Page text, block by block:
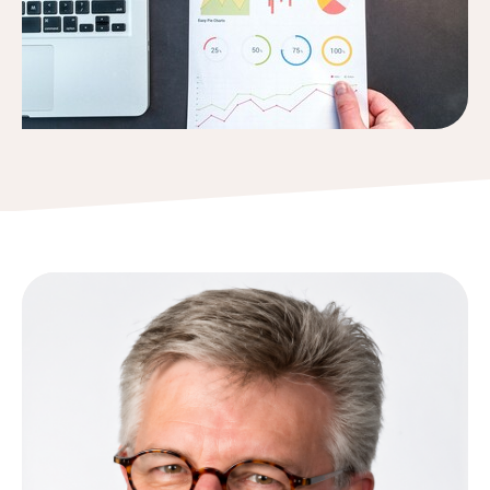
Tips bij doneren: zo geef je veilig
Data & Onderzoek
Betrouwbare data over goede doelen
Contact & Signalen
Check keurmerk goede doelen